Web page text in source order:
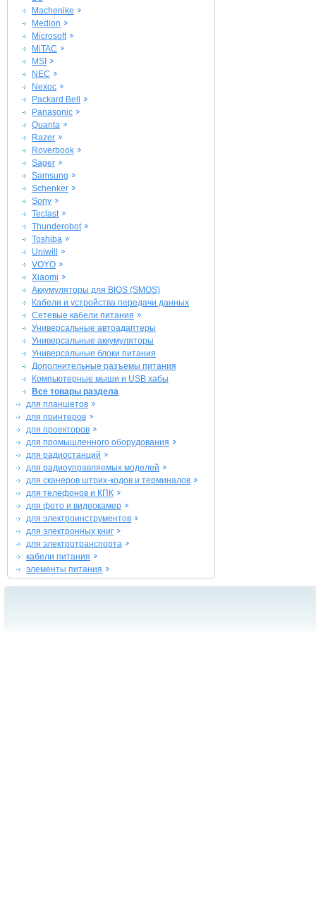
Machenike
Medion
Microsoft
MiTAC
MSI
NEC
Nexoc
Packard Bell
Panasonic
Quanta
Razer
Roverbook
Sager
Samsung
Schenker
Sony
Teclast
Thunderobot
Toshiba
Uniwill
VOYO
Xiaomi
Аккумуляторы для BIOS (SMOS)
Кабели и устройства передачи данных
Сетевые кабели питания
Универсальные автоадаптеры
Универсальные аккумуляторы
Универсальные блоки питания
Дополнительные разъемы питания
Компьютерные мыши и USB хабы
Все товары раздела
для планшетов
для принтеров
для проекторов
для промышленного оборудования
для радиостанций
для радиоуправляемых моделей
для сканеров штрих-кодов и терминалов
для телефонов и КПК
для фото и видеокамер
для электроинструментов
для электронных книг
для электротранспорта
кабели питания
элементы питания